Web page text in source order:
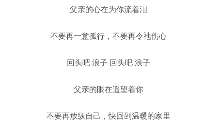
父亲的心在为你流着泪
不要再一意孤行，不要再令祂伤心
回头吧 浪子 回头吧 浪子
父亲的眼在遥望着你
不要再放纵自己，快回到温暖的家里